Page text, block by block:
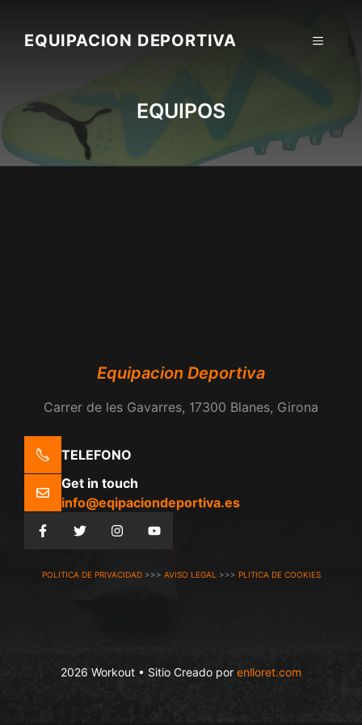
contentEQUIPACION DEPORTIVA MENU
EQUIPOS
Equipacion Deportiva
Carrer de les Gavarres, 17300 Blanes, Girona
TELEFONO
Get in touch
info@eqipaciondeportiva.es
POLITICA DE PRIVACIDAD>>> AVISO LEGAL >>> PLITICA DE COOKIES
2026 Workout • Sitio Creado por enlloret.com